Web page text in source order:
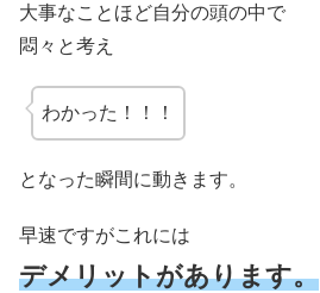
大事なことほど自分の頭の中で
悶々と考え
わかった！！！
となった瞬間に動きます。
早速ですがこれには
デメリットがあります。